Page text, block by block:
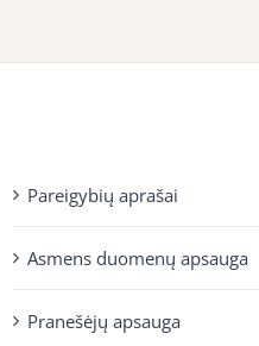
Pareigybių aprašai
Asmens duomenų apsauga
Pranešėjų apsauga